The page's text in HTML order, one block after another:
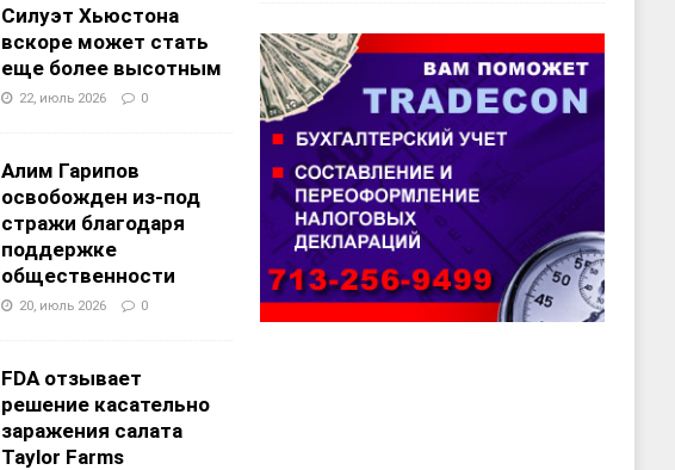
Силуэт Хьюстона
вскоре может стать
еще более высотным
22, июль 2026 0
Алим Гарипов
освобожден из-под
стражи благодаря
поддержке
общественности
20, июль 2026 0
FDA отзывает
решение касательно
заражения салата
Taylor Farms